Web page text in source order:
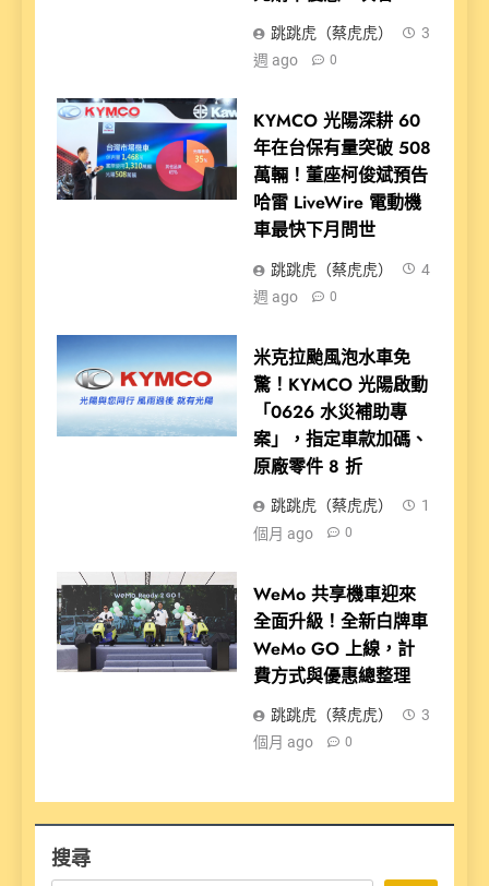
跳跳虎（蔡虎虎）
3
週 ago
0
KYMCO 光陽深耕 60
年在台保有量突破 508
萬輛！董座柯俊斌預告
哈雷 LiveWire 電動機
車最快下月問世
跳跳虎（蔡虎虎）
4
週 ago
0
米克拉颱風泡水車免
驚！KYMCO 光陽啟動
「0626 水災補助專
案」，指定車款加碼、
原廠零件 8 折
跳跳虎（蔡虎虎）
1
個月 ago
0
WeMo 共享機車迎來
全面升級！全新白牌車
WeMo GO 上線，計
費方式與優惠總整理
跳跳虎（蔡虎虎）
3
個月 ago
0
搜尋